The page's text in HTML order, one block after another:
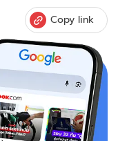
Copy link